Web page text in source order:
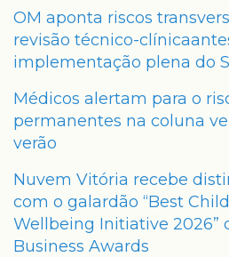
OM aponta riscos
revisão técnico-
implementação plena do
Médicos alertam para o
permanentes na coluna
verão
Nuvem Vitória recebe
com o galardão “Best
Wellbeing Initiative 2026”
Business Awards